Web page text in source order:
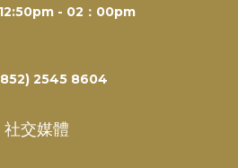
12:50pm - 02：00pm
2545 8604
社交媒體